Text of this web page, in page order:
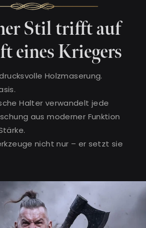
Stil trifft auf
eines Kriegers
Holzmaserung.
Halter verwandelt jede
aus moderner Funktion
nicht nur – er setzt sie